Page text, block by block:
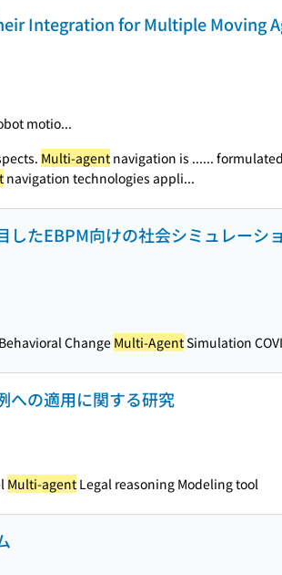
Integration for Multiple Moving
motio...
Multi-agent navigation is ......
navigation technologies appli...
たEBPM向けの社会シミュレーシ
ChangeMulti-AgentSimulation
への適用に関する研究
Multi-agent Legal reasoning Modeling tool